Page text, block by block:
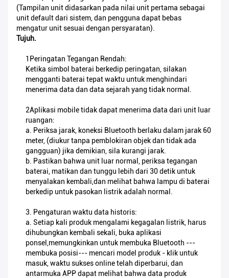
(Tampilan unit didasarkan pada nilai unit pertama sebagai
unit default dari sistem, dan pengguna dapat bebas
mengatur unit sesuai dengan persyaratan).
Tujuh.
1Peringatan Tegangan Rendah:
Ketika simbol baterai berkedip peringatan, silakan
mengganti baterai tepat waktu untuk menghindari
menerima data dan data sejarah yang tidak normal.
2Aplikasi mobile tidak dapat menerima data dari unit luar
ruangan:
a. Periksa jarak, koneksi Bluetooth berlaku dalam jarak 60
meter, (diukur tanpa pemblokiran objek dan tidak ada
gangguan) jika demikian, sila kurangi jarak.
b. Pastikan bahwa unit luar normal, periksa tegangan
baterai, matikan dan tunggu lebih dari 30 detik untuk
menyalakan kembali,dan melihat bahwa lampu di baterai
berkedip untuk pasokan listrik adalah normal.
3. Pengaturan waktu data historis:
a. Setiap kali produk mengalami kegagalan listrik, harus
dihubungkan kembali sekali, buka aplikasi
ponsel,memungkinkan untuk membuka Bluetooth ---
membuka posisi--- mencari model produk - klik untuk
masuk, waktu sukses online telah diperbarui, dan
antarmuka APP dapat melihat bahwa data produk